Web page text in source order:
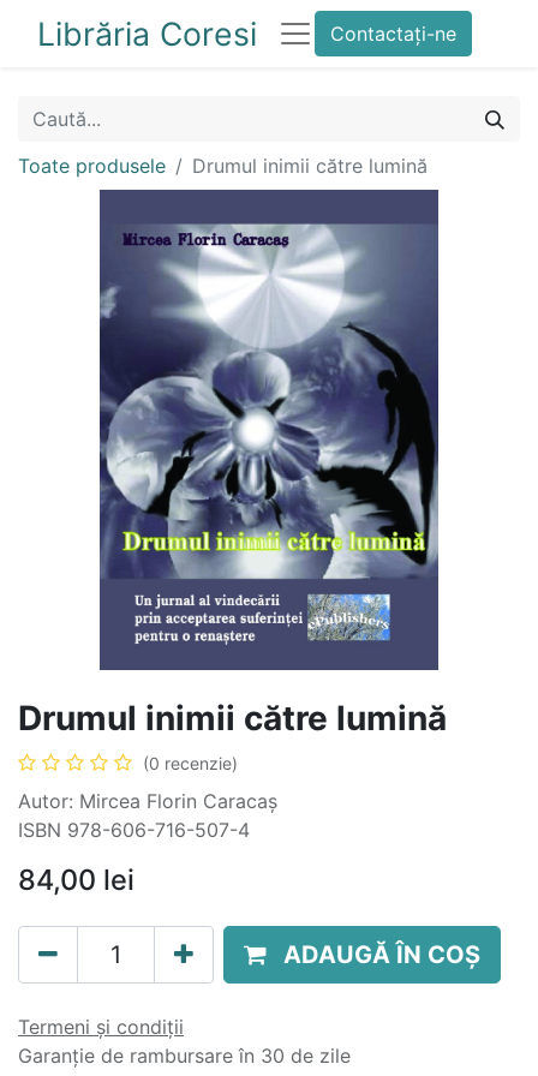
Librăria Coresi Contactați-ne
Toate produsele Drumul inimii către lumină
Drumul inimii către lumină
(0 recenzie)
Autor: Mircea Florin Caracaș
ISBN 978-606-716-507-4
84,00 lei
ADAUGĂ ÎN COȘ
Termeni și condiții
Garanție de rambursare în 30 de zile